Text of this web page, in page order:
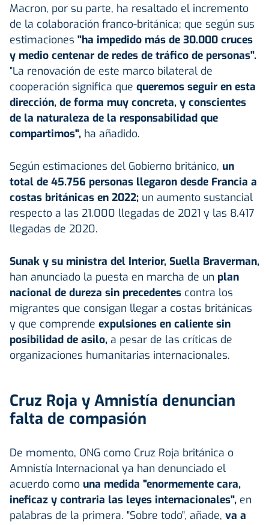
Macron, por su parte, ha resaltado el incremento
de la colaboración franco-británica; que según sus
estimaciones "ha impedido más de 30.000 cruces
y medio centenar de redes de tráfico de personas".
"La renovación de este marco bilateral de
cooperación significa que queremos seguir en esta
dirección, de forma muy concreta, y conscientes
de la naturaleza de la responsabilidad que
compartimos", ha añadido.
Según estimaciones del Gobierno británico, un
total de 45.756 personas llegaron desde Francia a
costas británicas en 2022; un aumento sustancial
respecto a las 21.000 llegadas de 2021 y las 8.417
llegadas de 2020.
Sunak y su ministra del Interior, Suella Braverman,
han anunciado la puesta en marcha de un plan
nacional de dureza sin precedentes contra los
migrantes que consigan llegar a costas británicas
y que comprende expulsiones en caliente sin
posibilidad de asilo, a pesar de las críticas de
organizaciones humanitarias internacionales.
Cruz Roja y Amnistía denuncian
falta de compasión
De momento, ONG como Cruz Roja británica o
Amnistía Internacional ya han denunciado el
acuerdo como una medida "enormemente cara,
ineficaz y contraria las leyes internacionales", en
palabras de la primera. "Sobre todo", añade, va a